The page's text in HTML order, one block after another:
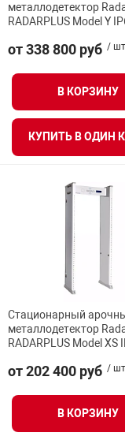
металлодетектор
RADARPLUS Model Y
от 338 800 руб /
В КОРЗИНУ
КУПИТЬ В ОДИН
Стационарный
металлодетектор
RADARPLUS Model XS
от 202 400 руб /
В КОРЗИНУ